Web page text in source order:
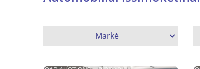
Markė